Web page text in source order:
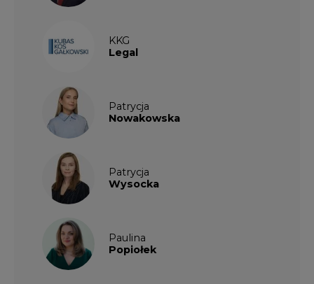
KKG
Legal
Patrycja
Nowakowska
Patrycja
Wysocka
Paulina
Popiołek